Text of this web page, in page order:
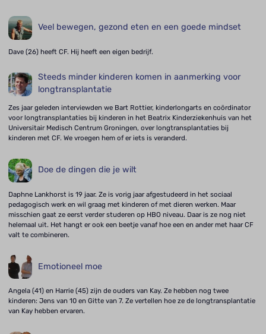
Veel bewegen, gezond eten en een goede mindset
Dave (26) heeft CF. Hij heeft een eigen bedrijf.
Steeds minder kinderen komen in aanmerking voor
longtransplantatie
Zes jaar geleden interviewden we Bart Rottier, kinderlongarts en coördinator
voor longtransplantaties bij kinderen in het Beatrix Kinderziekenhuis van het
Universitair Medisch Centrum Groningen, over longtransplantaties bij
kinderen met CF. We vroegen hem of er iets is veranderd.
Doe de dingen die je wilt
Daphne Lankhorst is 19 jaar. Ze is vorig jaar afgestudeerd in het sociaal
pedagogisch werk en wil graag met kinderen of met dieren werken. Maar
misschien gaat ze eerst verder studeren op HBO niveau. Daar is ze nog niet
helemaal uit. Het hangt er ook een beetje vanaf hoe een en ander met haar CF
valt te combineren.
Emotioneel moe
Angela (41) en Harrie (45) zijn de ouders van Kay. Ze hebben nog twee
kinderen: Jens van 10 en Gitte van 7. Ze vertellen hoe ze de longtransplantatie
van Kay hebben ervaren.